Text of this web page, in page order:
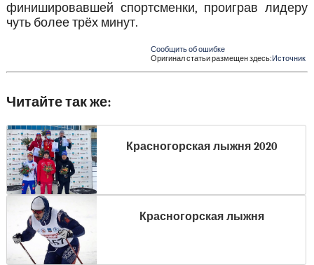
финишировавшей спортсменки, проиграв лидеру
чуть более трёх минут.
Сообщить об ошибке
Оригинал статьи размещен здесь:Источник
Читайте так же:
Красногорская лыжня 2020
Красногорская лыжня